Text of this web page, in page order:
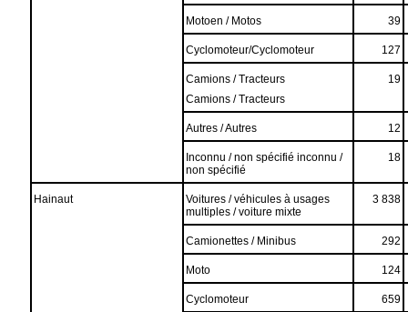
Motoen / Motos 39
Cyclomoteur/Cyclomoteur 127
Camions / Tracteurs
Camions / Tracteurs
19
Autres / Autres 12
Inconnu / non spécifié inconnu /
non spécifié
18
Hainaut
Voitures / véhicules à usages
multiples / voiture mixte
3 838
Camionettes / Minibus 292
Moto 124
Cyclomoteur 659